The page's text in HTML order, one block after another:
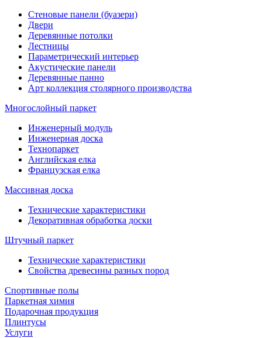
Стеновые панели (буазери)
Двери
Деревянные потолки
Лестницы
Параметрический интерьер
Акустические панели
Деревянные панно
Арт коллекция столярного производства
Многослойный паркет
Инженерный модуль
Инженерная доска
Технопаркет
Английская елка
Французская елка
Массивная доска
Технические характеристики
Декоративная обработка доски
Штучный паркет
Технические характеристики
Свойства древесины разных пород
Спортивные полы
Паркетная химия
Подарочная продукция
Плинтусы
Услуги